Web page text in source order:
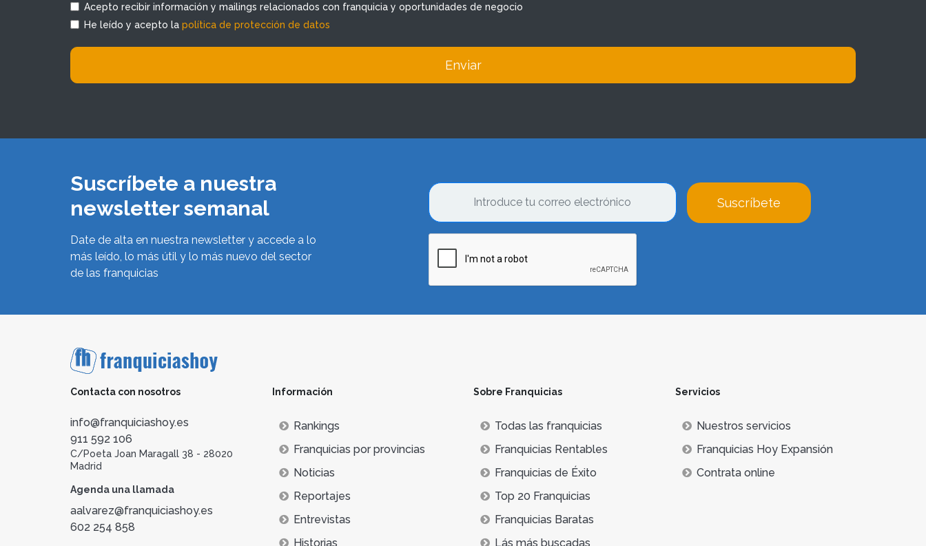
Acepto recibir información y mailings relacionados con franquicia y oportunidades de negocio
He leído y acepto la política de protección de datos
Enviar
Suscríbete a nuestra
newsletter semanal
Date de alta en nuestra newsletter y accede a lo
más leído, lo más útil y lo más nuevo del sector
de las franquicias
Suscríbete
Contacta con nosotros
info@franquiciashoy.es
911 592 106
C/Poeta Joan Maragall 38 - 28020
Madrid
Agenda una llamada
aalvarez@franquiciashoy.es
602 254 858
Información
Rankings
Franquicias por provincias
Noticias
Reportajes
Entrevistas
Historias
Sobre Franquicias
Todas las franquicias
Franquicias Rentables
Franquicias de Éxito
Top 20 Franquicias
Franquicias Baratas
Lás más buscadas
Servicios
Nuestros servicios
Franquicias Hoy Expansión
Contrata online